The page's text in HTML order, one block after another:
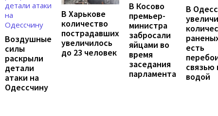
Воздушные
силы
раскрыли
детали
атаки на
Одессчину
В Харькове
количество
пострадавших
увеличилось
до 23 человек
В Косово
премьер-
министра
забросали
яйцами во
время
заседания
парламента
В
есть
связью
водой